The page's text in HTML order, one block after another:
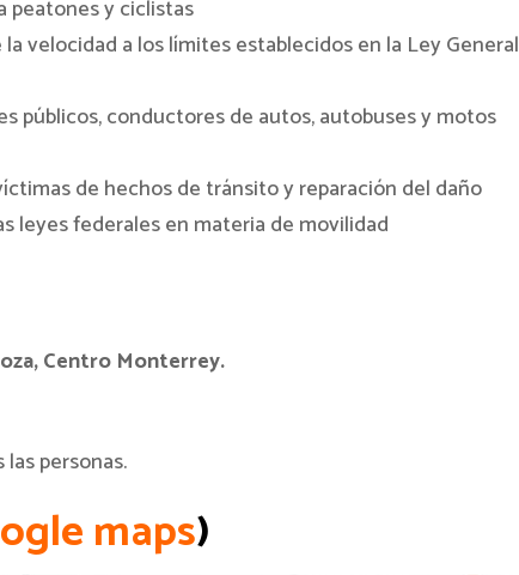
peatones y ciclistas
velocidad a los límites establecidos en la Ley General
públicos, conductores de autos, autobuses y motos
de hechos de tránsito y reparación del daño
leyes federales en materia de movilidad
Centro Monterrey.
personas.
maps)